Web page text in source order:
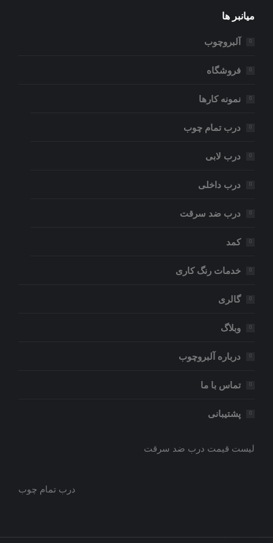
میانبر ها
آلبروچوب
فروشگاه
نمونه کارها
درب تمام چوب
درب لابی
درب داخلی
درب ضد سرقت
کمد
خدمات رنگ کاری
گالری
وبلاگ
درباره آلبروچوب
تماس با ما
پشتیبانی
لیست قیمت درب ضد سرقت
درب تمام چوب